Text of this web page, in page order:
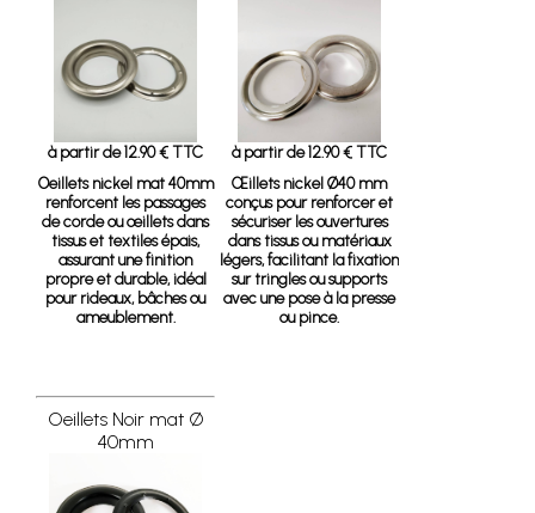
à partir de 12.90 € TTC
Oeillets nickel mat 40mm
renforcent les passages
de corde ou œillets dans
tissus et textiles épais,
assurant une finition
propre et durable, idéal
pour rideaux, bâches ou
ameublement.
à partir de 12.90 € TTC
Œillets nickel Ø40 mm
conçus pour renforcer et
sécuriser les ouvertures
dans tissus ou matériaux
légers, facilitant la fixation
sur tringles ou supports
avec une pose à la presse
ou pince.
Oeillets Noir mat Ø
40mm